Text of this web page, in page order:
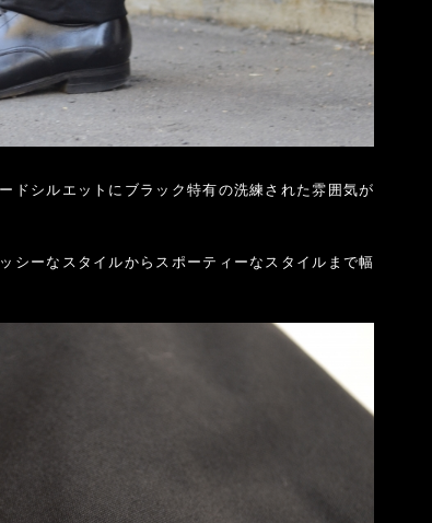
ドシルエットにブラック特有の洗練された雰囲気が
シーなスタイルからスポーティーなスタイルまで幅